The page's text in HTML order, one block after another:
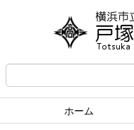
ホーム